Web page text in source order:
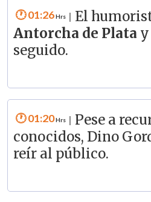
01:26
El
Antorcha de Plata y
seguido.
01:20
Pese a
conocidos, Dino
reír al público.